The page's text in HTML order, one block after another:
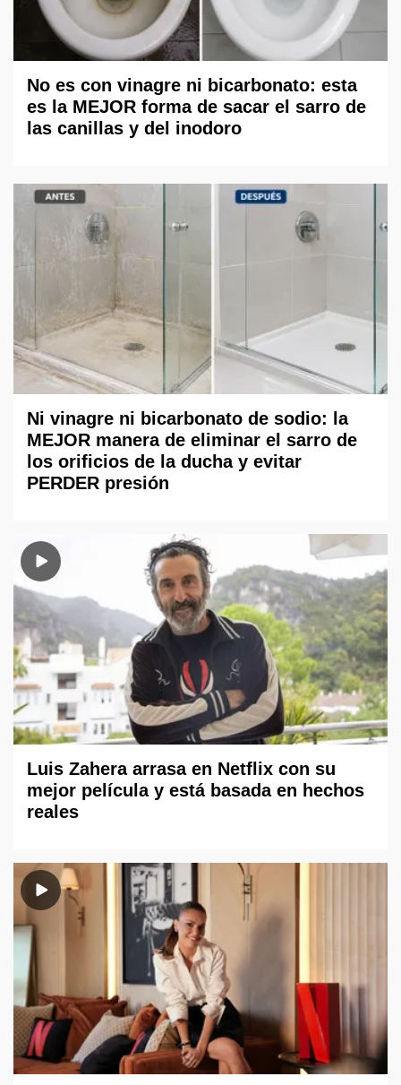
No es con vinagre ni bicarbonato: esta
es la MEJOR forma de sacar el sarro de
las canillas y del inodoro
Ni vinagre ni bicarbonato de sodio: la
MEJOR manera de eliminar el sarro de
los orificios de la ducha y evitar
PERDER presión
Luis Zahera arrasa en Netflix con su
mejor película y está basada en hechos
reales